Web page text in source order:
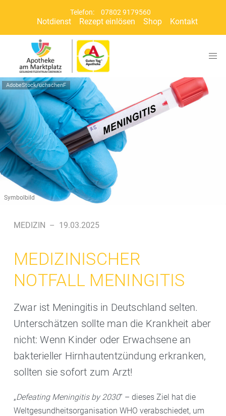
Telefon: 07802 9179560
Notdienst Rezept einlösen Shop Kontakt
AdobeStock/uchschenF
Symbolbild
MEDIZIN – 19.03.2025
MEDIZINISCHER
NOTFALL MENINGITIS
Zwar ist Meningitis in Deutschland selten.
Unterschätzen sollte man die Krankheit aber
nicht: Wenn Kinder oder Erwachsene an
bakterieller Hirnhautentzündung erkranken,
sollten sie sofort zum Arzt!
„Defeating Meningitis by 2030“ – dieses Ziel hat die
Weltgesundheitsorganisation WHO verabschiedet, um